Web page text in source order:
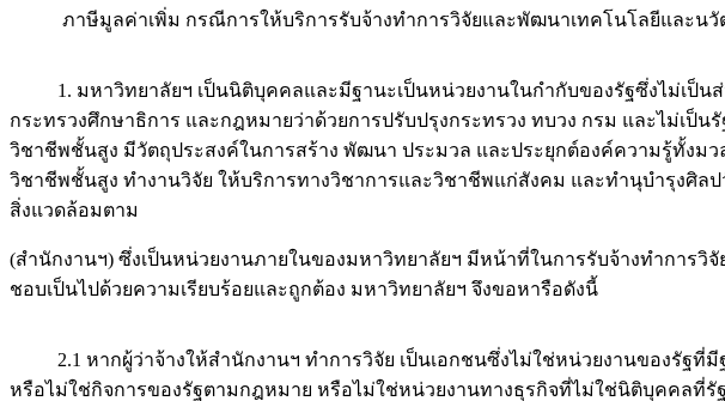
ภาษีมูลค่าเพิ่ม กรณีการให้บริการรับจ้างทำการวิจัยและพัฒนาเทคโนโลยีและนวั
1. มหาวิทยาลัยฯ เป็นนิติบุคคลและมีฐานะเป็นหน่วยงานในกำกับของรัฐซึ่งไม่เป็นส่
กระทรวงศึกษาธิการ และกฎหมายว่าด้วยการปรับปรุงกระทรวง ทบวง กรม และไม่เ
วิชาชีพชั้นสูง มีวัตถุประสงค์ในการสร้าง พัฒนา ประมวล และประยุกต์องค์ความรู้ทั้งม
วิชาชีพชั้นสูง ทำงานวิจัย ให้บริการทางวิชาการและวิชาชีพแก่สังคม และทำนุบำรุงศิ
สิ่งแวดล้อมตาม
(สำนักงานฯ) ซึ่งเป็นหน่วยงานภายในของมหาวิทยาลัยฯ มีหน้าที่ในการรับจ้างทำการ
ชอบเป็นไปด้วยความเรียบร้อยและถูกต้อง มหาวิทยาลัยฯ จึงขอหารือดังนี้
2.1 หากผู้ว่าจ้างให้สำนักงานฯ ทำการวิจัย เป็นเอกชนซึ่งไม่ใช่หน่วยงานของรัฐที่มี
หรือไม่ใช่กิจการของรัฐตามกฎหมาย หรือไม่ใช่หน่วยงานทางธุรกิจที่ไม่ใช่นิติบุคคลที่รั